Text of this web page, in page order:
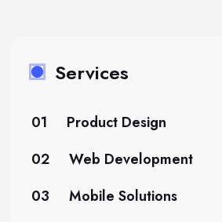
Services
01
Product Design
02
Web Development
03
Mobile Solutions